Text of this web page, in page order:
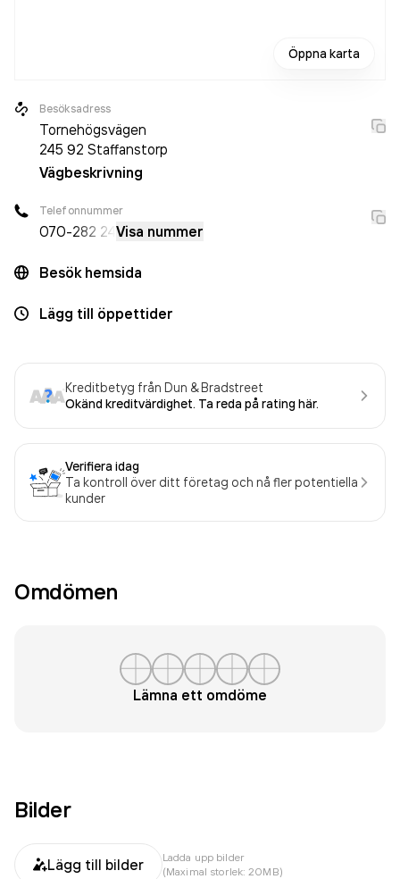
Öppna karta
Besöksadress
Tornehögsvägen
245 92 Staffanstorp
Vägbeskrivning
Telefonnummer
070-282 24 Visa nummer
Besök hemsida
Lägg till öppettider
Kreditbetyg från Dun & Bradstreet
Okänd kreditvärdighet. Ta reda på rating här.
Verifiera idag
Ta kontroll över ditt företag och nå fler potentiella
kunder
Omdömen
Lämna ett omdöme
Bilder
Lägg till bilder
Ladda upp bilder
(Maximal storlek: 20MB)